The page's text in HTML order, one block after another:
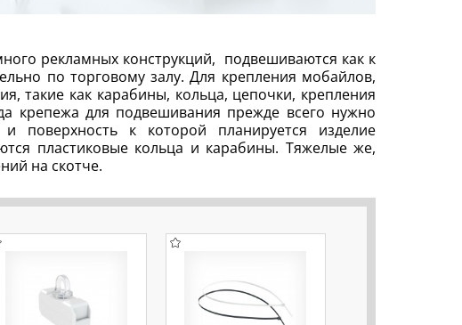
рекламных конструкций, подвешиваются как к
по торговому залу. Для крепления мобайлов,
такие как карабины, кольца, цепочки, крепления
крепежа для подвешивания прежде всего нужно
поверхность к которой планируется изделие
пластиковые кольца и карабины. Тяжелые же,
на скотче.